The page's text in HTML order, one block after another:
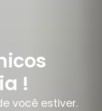
!
você estiver.